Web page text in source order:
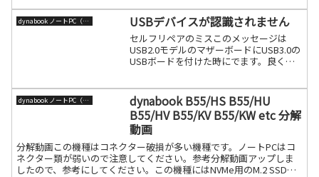
dynabook ノートPC（旧東芝） USBデバイスが認識されません
セルフリペアのミスこのメッセージは
USB2.0モデルのマザーボードにUSB3.0の
USBボードを付けた時にでます。良くあ
グリリース機はモデル名が似ていますか
続きを読む
dynabook ノートPC（旧東芝）
dynabook B55/HS B55/HU
B55/HV B55/KV B55/KW etc 分解
動画
分解動画この機種はコネクター破損が多い機種です。ノートPCはコ
ネクター類が弱いので注意してください。参考分解動画アップしま
したので、参考にしてください。この機種にはNVMe用のM.2 SSDの